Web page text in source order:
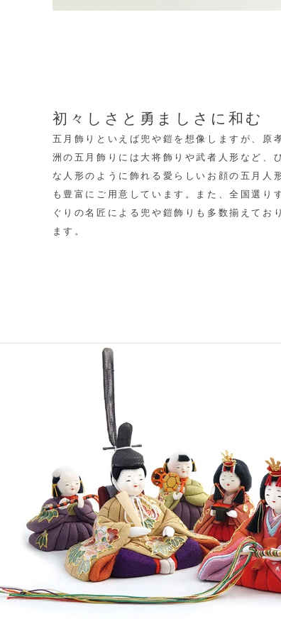
初々しさと勇ましさに和む
五月飾りといえば兜や鎧を想像しますが、原
洲の五月飾りには大将飾りや武者人形など、
な人形のように飾れる愛らしいお顔の五月人
も豊富にご用意しています。
また、全国選り
ぐりの名匠による兜や鎧飾りも多数揃えており
ます。